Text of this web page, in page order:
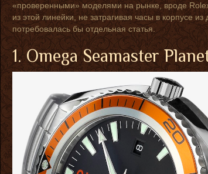
«проверенными» моделями на рынке, вроде
из этой линейки, не затрагивая часы в корпусе
потребовалась бы отдельная статья.
1. Omega Seamaster